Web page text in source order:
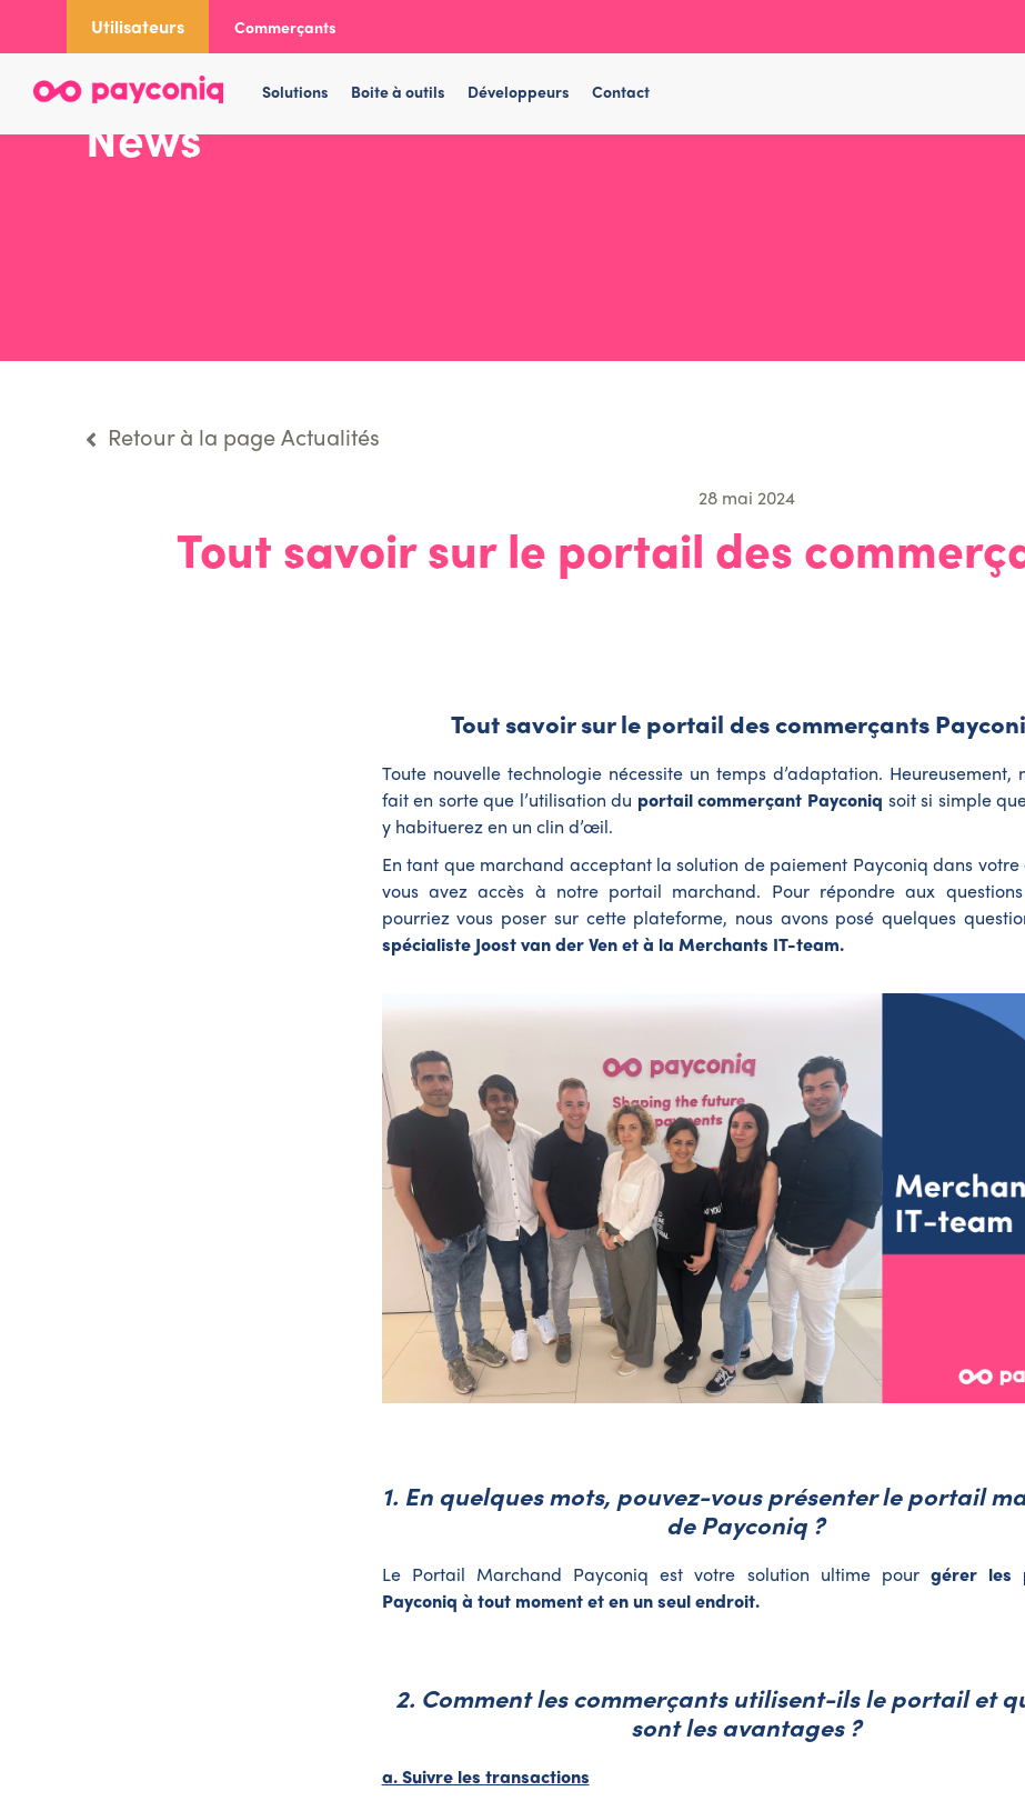
Solutions Boite à outils Développeurs Contact
Utilisateurs Commerçants
28 mai 2024
Tout savoir sur le portail des
News
Retour à la page Actualités
Tout savoir sur le portail des commerçants
Toute nouvelle technologie nécessite un temps d’adaptation. Heureusement,
fait en sorte que l’utilisation du portail commerçant Payconiq soit si simple
y habituerez en un clin d’œil.
En tant que marchand acceptant la solution de paiement Payconiq dans votre
vous avez accès à notre portail marchand. Pour répondre aux
pourriez vous poser sur cette plateforme, nous avons posé quelques
spécialiste Joost van der Ven et à la Merchants IT-team.
1. En quelques mots, pouvez-vous présenter le portail
de Payconiq ?
Le Portail Marchand Payconiq est votre solution ultime pourgérer les
Payconiq à tout moment et en un seul endroit.
2. Comment les commerçants utilisent-ils le portail et
sont les avantages ?
a. Suivre les transactions